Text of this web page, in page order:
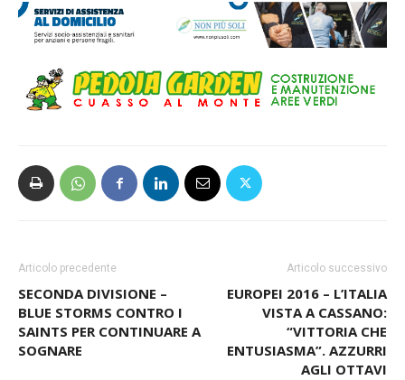
Articolo precedente
SECONDA DIVISIONE –
BLUE STORMS CONTRO I
SAINTS PER CONTINUARE A
SOGNARE
Articolo successivo
EUROPEI 2016 – L’ITALIA
VISTA A CASSANO:
“VITTORIA CHE
ENTUSIASMA”. AZZURRI
AGLI OTTAVI